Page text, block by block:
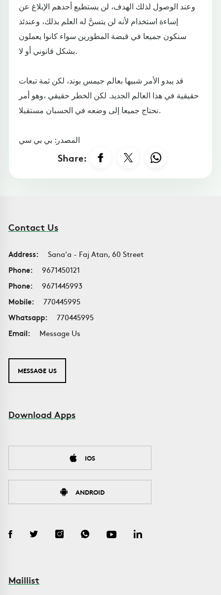
وعند الوصول لذلك الهدف، لن يستطيع أحدهم الإبلاغ عن
إساءة استخدام لأنه لن يتسنَّ له العلم بذلك، وعندئذ
سنكون جميعا في قبضة المطورين سواء كانوا يعملون
بشكل قانوني أو لا.
قد يبدو الأمر شبيها بعالم جيمس بوند، لكن ثمة تبعات
حقيقية في هذا العالم الجديد. لكن الخطر حقيقي ،وهو أمر
نحتاج جميعا إلى وضعه في الحسبان مستقبلا.
المصدر: بي بي سي
Share:
Contact Us
Address:
Sana'a - Faj Atan, 60 Street
Phone:
9671450121
Phone:
9671445993
Mobile:
770445995
Whatsapp:
770445995
Email:
Message Us
MESSAGE US
Download Apps
IOS
ANDROID
Maillist